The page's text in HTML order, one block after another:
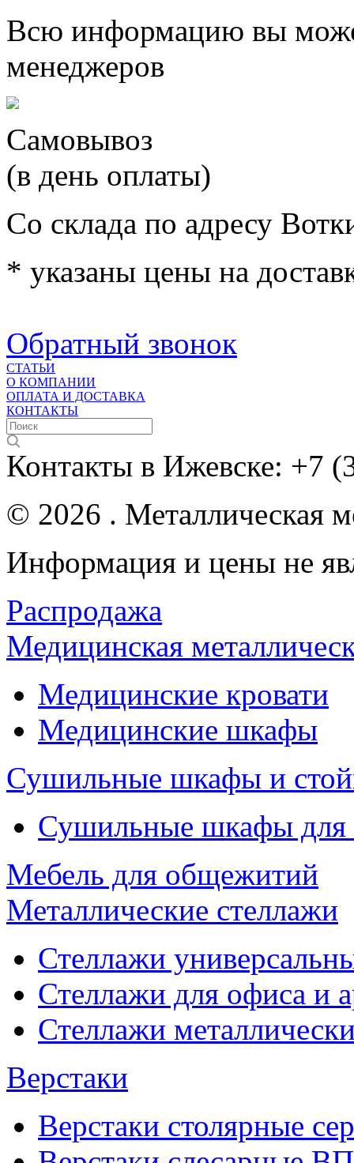
Всю информацию вы
менеджеров
Самовывоз
(в день оплаты)
Со склада по адресу
* указаны цены на
Обратный звонок
СТАТЬИ
О КОМПАНИИ
ОПЛАТА И ДОСТАВКА
КОНТАКТЫ
Контакты в Ижевске: +7
© 2026 . Металлическая
Информация и цены не
Распродажа
Медицинская
Медицинские кровати
Медицинские шкафы
Сушильные шкафы и
Сушильные шкафы
Мебель для общежитий
Металлические стеллажи
Стеллажи
Стеллажи для офиса и
Стеллажи
Верстаки
Верстаки столярные